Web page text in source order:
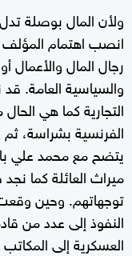
ولأن المال بوصلة
انصب اهتمام
رجال المال
والسياسية العامة.
التجارية كما هي
الفرنسية بشراسة،
يتضح مع محمد علي
ميراث العائلة كما
النفوذ إلى عدد من
العسكرية إلى المكاتب